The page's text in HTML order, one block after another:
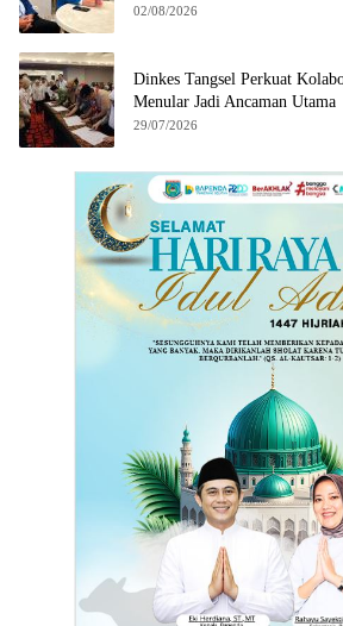
02/08/2026
Dinkes Tangsel Perkuat
Menular Jadi Ancaman Utama
29/07/2026